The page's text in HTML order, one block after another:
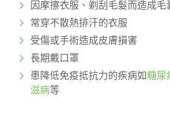
因摩擦衣服、剃刮毛髮而造成毛
常穿不散熱排汗的衣服
受傷或手術造成皮膚損害
長期戴口罩
患降低免疫抵抗力的疾病如 糖尿
滋病等